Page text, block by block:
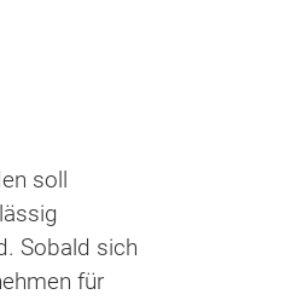
soll
Sobald sich
für